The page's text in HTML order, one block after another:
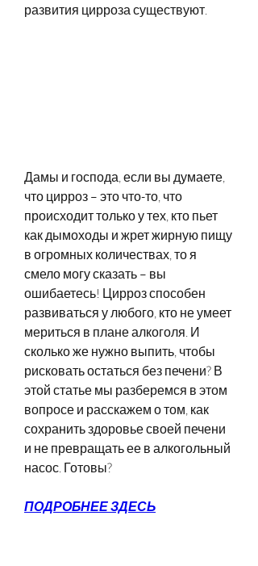
развития цирроза существуют.
Дамы и господа, если вы думаете,
что цирроз – это что-то, что
происходит только у тех, кто пьет
как дымоходы и жрет жирную пищу
в огромных количествах, то я
смело могу сказать – вы
ошибаетесь! Цирроз способен
развиваться у любого, кто не умеет
мериться в плане алкоголя. И
сколько же нужно выпить, чтобы
рисковать остаться без печени? В
этой статье мы разберемся в этом
вопросе и расскажем о том, как
сохранить здоровье своей печени
и не превращать ее в алкогольный
насос. Готовы?
ПОДРОБНЕЕ ЗДЕСЬ